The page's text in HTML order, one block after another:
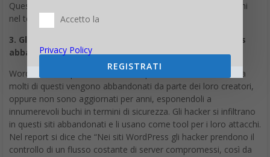
Questa svolta dovrebbe condurre ad un declino degli attacchi
nel tempo.
3. Gli hacker trovano terreno fertile nei siti WordPress
abbandonati
WordPress è la piattaforma che ospita milioni di siti web, ma
molti di questi vengono abbandonati da parte dei loro creatori,
oppure non sono aggiornati per anni, esponendoli a
innumerevoli buchi in termini di sicurezza. Gli hacker si infiltrano
in questi siti abbandonati e li usano come tool per i loro attacchi.
Nel report si dice che “Nei siti WordPress gli hacker prendono il
controllo di un flusso costante di server compromessi, così da
Accetto la
Privacy Policy
REGISTRATI